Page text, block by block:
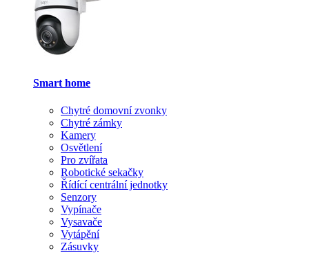
Smart home
Chytré domovní zvonky
Chytré zámky
Kamery
Osvětlení
Pro zvířata
Robotické sekačky
Řídící centrální jednotky
Senzory
Vypínače
Vysavače
Vytápění
Zásuvky